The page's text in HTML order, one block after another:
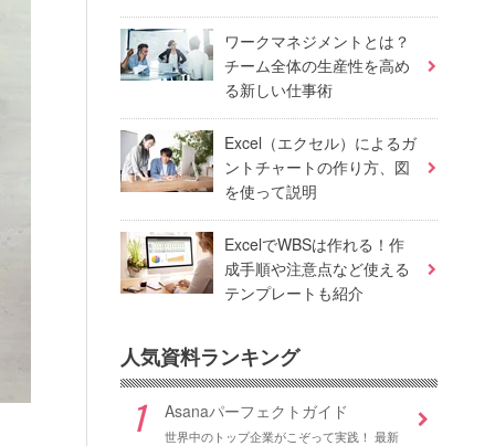
ワークマネジメントとは？
チーム全体の生産性を高め
る新しい仕事術
Excel（エクセル）によるガ
ントチャートの作り方、図
を使って説明
ExcelでWBSは作れる！作
成手順や注意点など使える
テンプレートも紹介
人気資料ランキング
Asanaパーフェクトガイド
世界中のトップ企業がこぞって実践！ 最新